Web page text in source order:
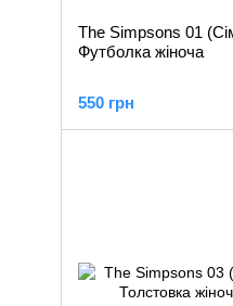
The Simpsons 01
Футболка жіноча
550 грн